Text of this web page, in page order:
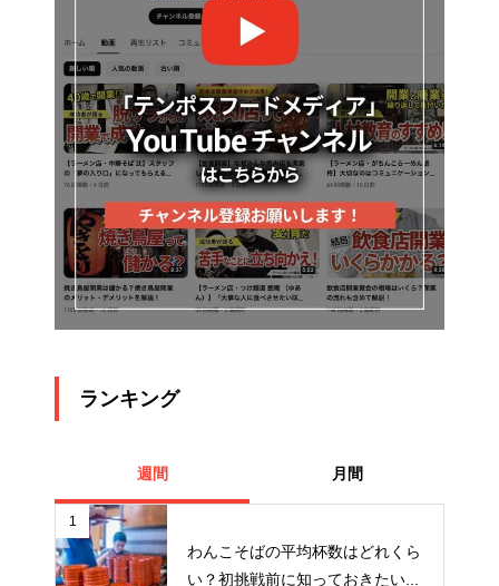
ランキング
週間 月間
1
わんこそばの平均杯数はどれくら
い？初挑戦前に知っておきたい...